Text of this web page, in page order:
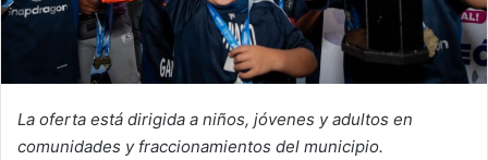
La oferta está dirigida a niños, jóvenes y adultos en
comunidades y fraccionamientos del municipio.